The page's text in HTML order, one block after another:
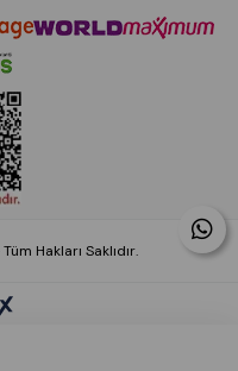
Hakları Saklıdır.